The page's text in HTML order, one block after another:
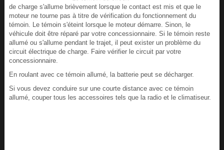
de charge s'allume brièvement lorsque le contact est mis et que le
moteur ne tourne pas à titre de vérification du fonctionnement du
témoin. Le témoin s'éteint lorsque le moteur démarre. Sinon, le
véhicule doit être réparé par votre concessionnaire. Si le témoin reste
allumé ou s'allume pendant le trajet, il peut exister un problème du
circuit électrique de charge. Faire vérifier le circuit par votre
concessionnaire.
En roulant avec ce témoin allumé, la batterie peut se décharger.
Si vous devez conduire sur une courte distance avec ce témoin
allumé, couper tous les accessoires tels que la radio et le climatiseur.